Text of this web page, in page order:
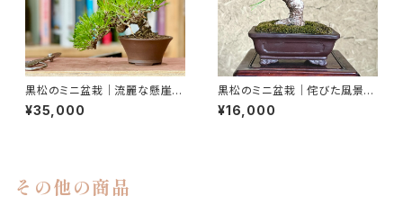
黒松のミニ盆栽｜流麗な懸崖を
楽しむ一鉢｜高さ約15cm
¥35,000
黒松のミニ盆栽｜侘びた風景を
映す一点物｜高さ約17cm
¥16,000
その他の商品